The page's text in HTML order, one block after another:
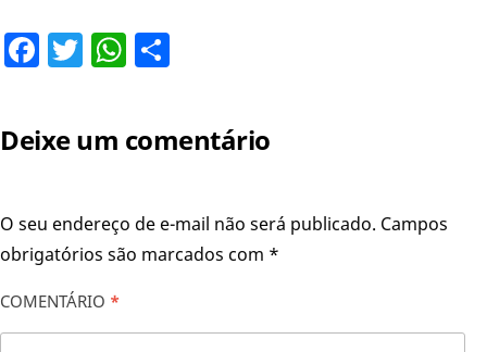
Facebook
TwitterWhatsApp
Deixe um comentário
O seu endereço de e-mail não será publicado. Campos
obrigatórios são marcados com *
COMENTÁRIO *